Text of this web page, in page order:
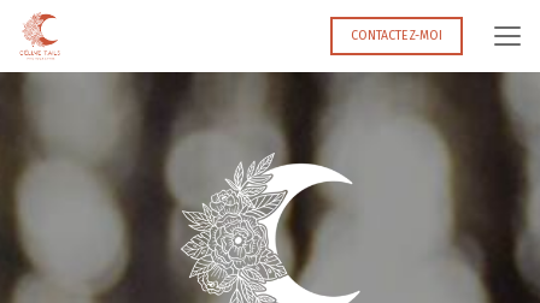
Aller
contenu
CONTACTEZ-MOI